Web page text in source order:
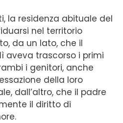
la residenza abituale del
nel territorio
da un lato, che il
aveva trascorso i primi
i genitori, anche
della loro
dall’altro, che il padre
il diritto di